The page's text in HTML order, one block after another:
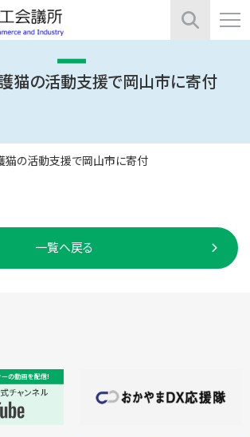
猫の活動支援で岡山市に寄付
猫の活動支援で岡山市に寄付
一覧へ戻る